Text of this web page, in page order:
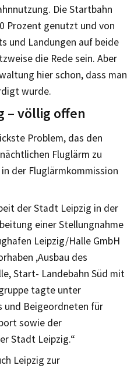
Die Startbahn
Prozent genutzt und von
und Landungen auf beide
die Rede sein. Aber
hier schon, dass man
wurde.
– völlig offen
Problem, das den
Fluglärm zu
der Fluglärmkommission
der Stadt Leipzig in der
einer Stellungnahme
Leipzig/Halle GmbH
‚Ausbau des
Start- Landebahn Süd mit
tagte unter
und Beigeordneten für
sowie der
Stadt Leipzig.“
Leipzig zur